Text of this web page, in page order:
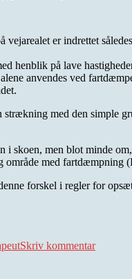
er indrettet
henblik på lave
anvendes ved
strækning med den
men blot minde
med fartdæmpning
forskel i regler for
Skriv kommentar